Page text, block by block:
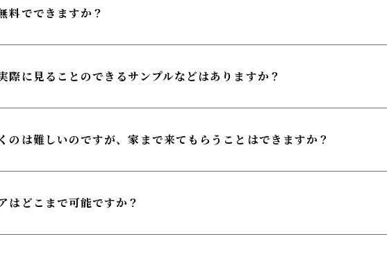
料でできますか？
際に見ることのできるサンプルなどはありますか？
のは難しいのですが、家まで来てもらうことはできますか？
はどこまで可能ですか？